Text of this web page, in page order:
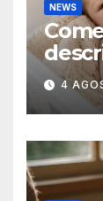
NEWS
4